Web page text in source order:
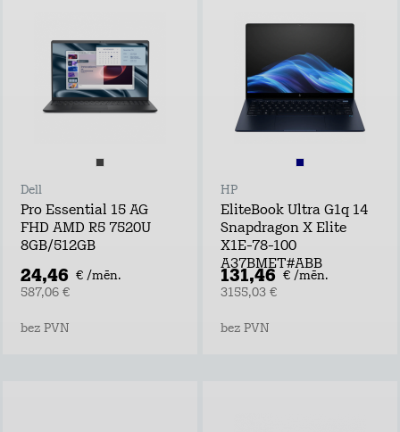
Dell
Pro Essential 15 AG
FHD AMD R5 7520U
8GB/512GB
24,46 € /mēn.
587,06 €
bez PVN
HP
EliteBook Ultra G1q 14
Snapdragon X Elite
X1E-78-100
A37BMET#ABB
131,46 € /mēn.
3155,03 €
bez PVN